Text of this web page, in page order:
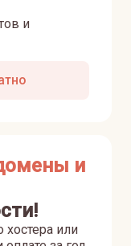
и
и
хостера или